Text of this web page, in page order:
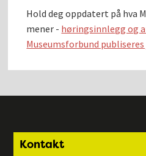
Hold deg oppdatert på hva
mener - høringsinnlegg og
Museumsforbund
Footer
Kontakt